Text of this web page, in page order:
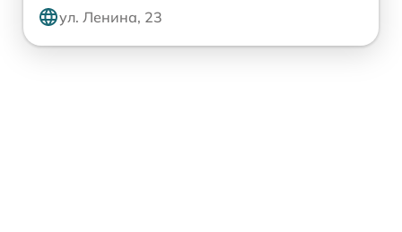
ул. Ленина, 23